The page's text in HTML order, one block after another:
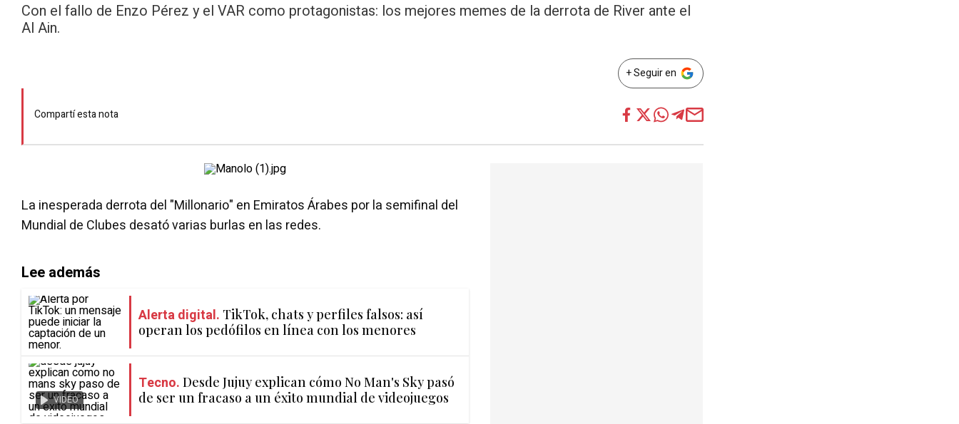
Con el fallo de Enzo Pérez y el VAR como protagonistas: los mejores memes de la derrota de River ante el
Al Ain.
+ Seguir en
Compartí esta nota
La inesperada derrota del "Millonario" en Emiratos Árabes por la semifinal del
Mundial de Clubes desató varias burlas en las redes.
Lee además
Alerta digital. TikTok, chats y perfiles falsos: así
operan los pedófilos en línea con los menores
VIDEO
Tecno. Desde Jujuy explican cómo No Man's Sky pasó
de ser un fracaso a un éxito mundial de videojuegos